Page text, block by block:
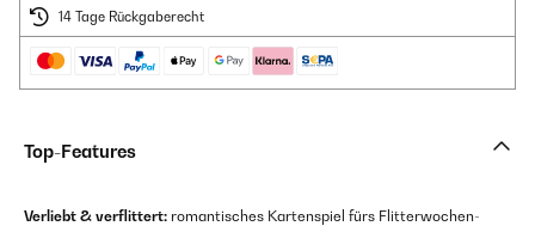
14 Tage Rückgaberecht
Top-Features
Verliebt & verflittert: romantisches Kartenspiel fürs Flitterwochen-